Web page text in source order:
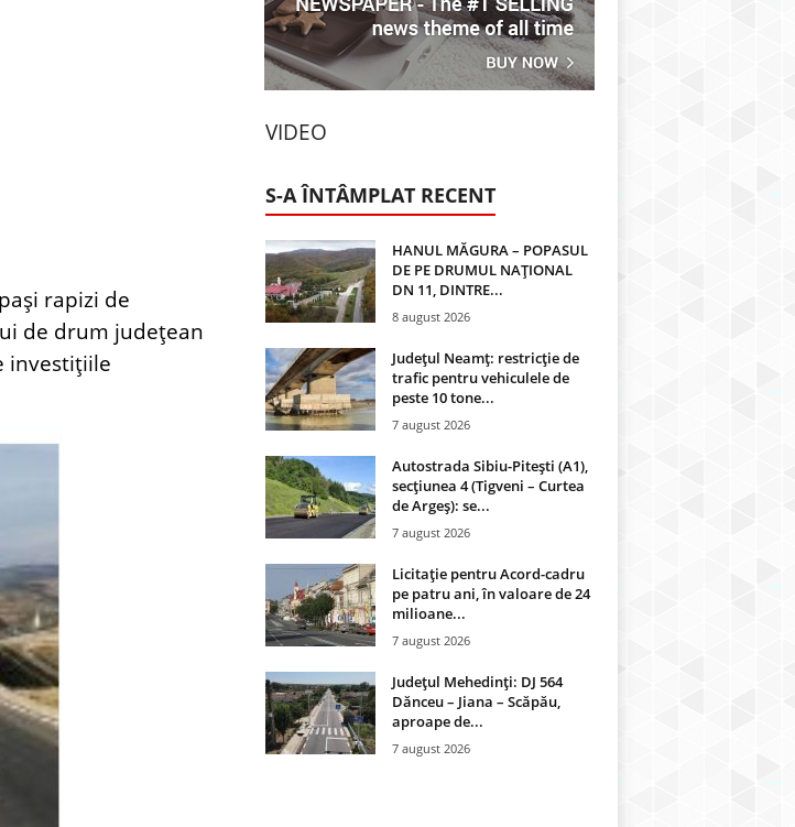
rapizi de
de drum județean
investițiile
VIDEO
S-A ÎNTÂMPLAT RECENT
HANUL MĂGURA – POPASUL
DE PE DRUMUL NAȚIONAL
DN 11, DINTRE...
8 august 2026
Județul Neamț: restricție de
trafic pentru vehiculele de
peste 10 tone...
7 august 2026
Autostrada Sibiu-Pitești (A1),
secțiunea 4 (Tigveni – Curtea
de Argeș): se...
7 august 2026
Licitație pentru Acord-cadru
pe patru ani, în valoare de 24
milioane...
7 august 2026
Județul Mehedinți: DJ 564
Dănceu – Jiana – Scăpău,
aproape de...
7 august 2026